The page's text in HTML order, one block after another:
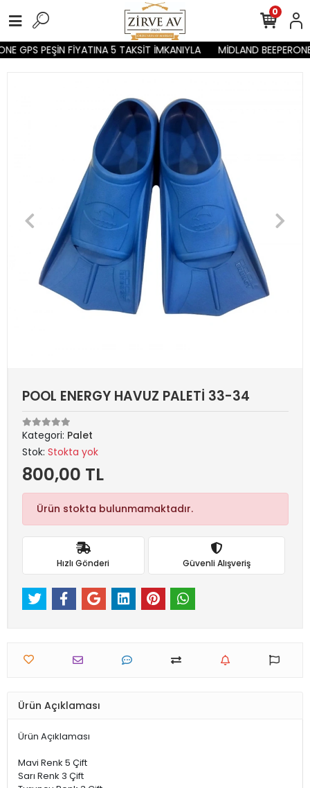
GPS PEŞİN FİYATINA 5 TAKSİT İMKANIYLA MİDLAND
0
POOL ENERGY HAVUZ PALETİ 33-34
Kategori: Palet
Stok: Stokta yok
800,00 TL
Ürün stokta bulunmamaktadır.
Hızlı Gönderi Güvenli Alışveriş
Ürün Açıklaması
Ürün Açıklaması
Mavi Renk 5 Çift
Sarı Renk 3 Çift